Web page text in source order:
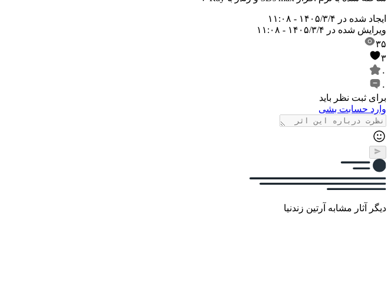
ایجاد شده در ۱۴۰۵/۳/۴ - ۱۱:۰۸
ویرایش شده در ۱۴۰۵/۳/۴ - ۱۱:۰۸
۳۵
۳
۰
۰
برای ثبت نظر باید
وارد حسابت بشی
دیگر آثار مشابه آرتین زندنیا